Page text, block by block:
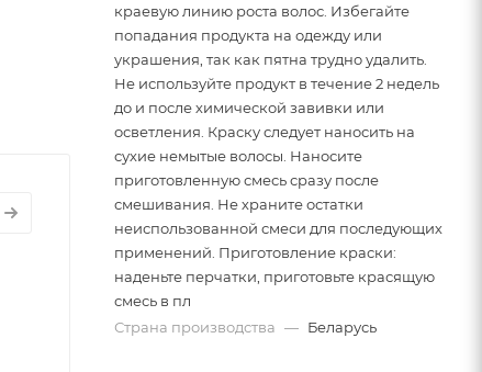
краевую линию роста волос. Избегайте
попадания продукта на одежду или
украшения, так как пятна трудно удалить.
Не используйте продукт в течение 2 недель
до и после химической завивки или
осветления. Краску следует наносить на
сухие немытые волосы. Наносите
приготовленную смесь сразу после
смешивания. Не храните остатки
неиспользованной смеси для последующих
применений. Приготовление краски:
наденьте перчатки, приготовьте красящую
смесь в пл
Страна производства — Беларусь